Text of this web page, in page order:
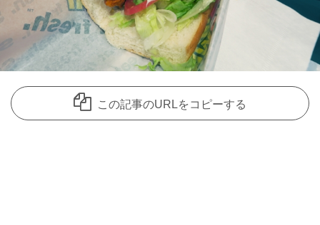
この記事のURLをコピーする